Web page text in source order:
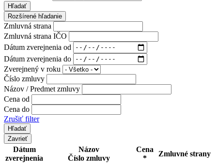
Hľadať
Rozšírené hľadanie
Zmluvná strana
Zmluvná strana IČO
Dátum zverejnenia od
Dátum zverejnenia do
Zverejnený v roku
Číslo zmluvy
Názov / Predmet zmluvy
Cena od
Cena do
Zrušiť filter
Zavrieť
Dátum
zverejnenia
Názov
Číslo zmluvy
Cena
*
Zmluvné strany